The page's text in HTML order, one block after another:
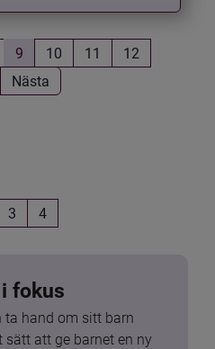
9 10 11
12
Nästa
3 4
fokus
ta hand om sitt barn
att ge barnet en ny